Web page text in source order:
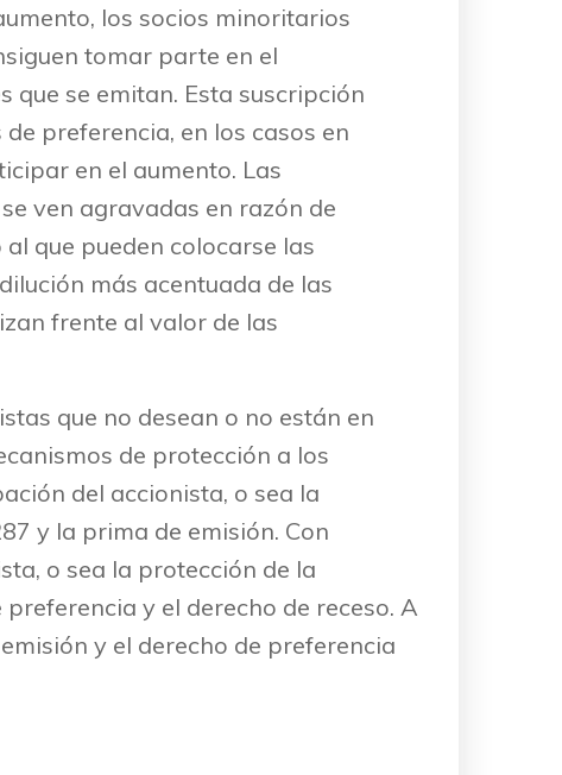
los socios minoritarios
tomar parte en el
se emitan. Esta suscripción
preferencia, en los casos en
en el aumento. Las
ven agravadas en razón de
que pueden colocarse las
más acentuada de las
frente al valor de las
que no desean o no están en
de protección a los
del accionista, o sea la
y la prima de emisión. Con
o sea la protección de la
y el derecho de receso. A
y el derecho de preferencia